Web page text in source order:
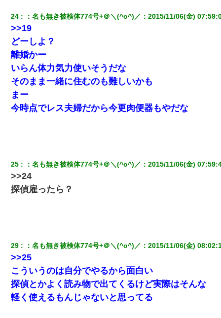
24 ：名も無き被検体774号+＠＼(^o^)／ ：2015/11/06(金)
>>19
どーしよ？
離婚かー
いらん体力気力使いそうだな
そのまま一緒に住むのも難しいかも
まー
今時点でレス夫婦だから今更肉便器もやだな
25 ：名も無き被検体774号+＠＼(^o^)／ ：2015/11/06(金)
>>24
探偵雇ったら？
29 ：名も無き被検体774号+＠＼(^o^)／ ：2015/11/06(金)
>>25
こういうのは自分でやるから面白い
探偵とかよく読み物で出てくるけど実際はそんな
軽く使えるもんじゃないと思ってる